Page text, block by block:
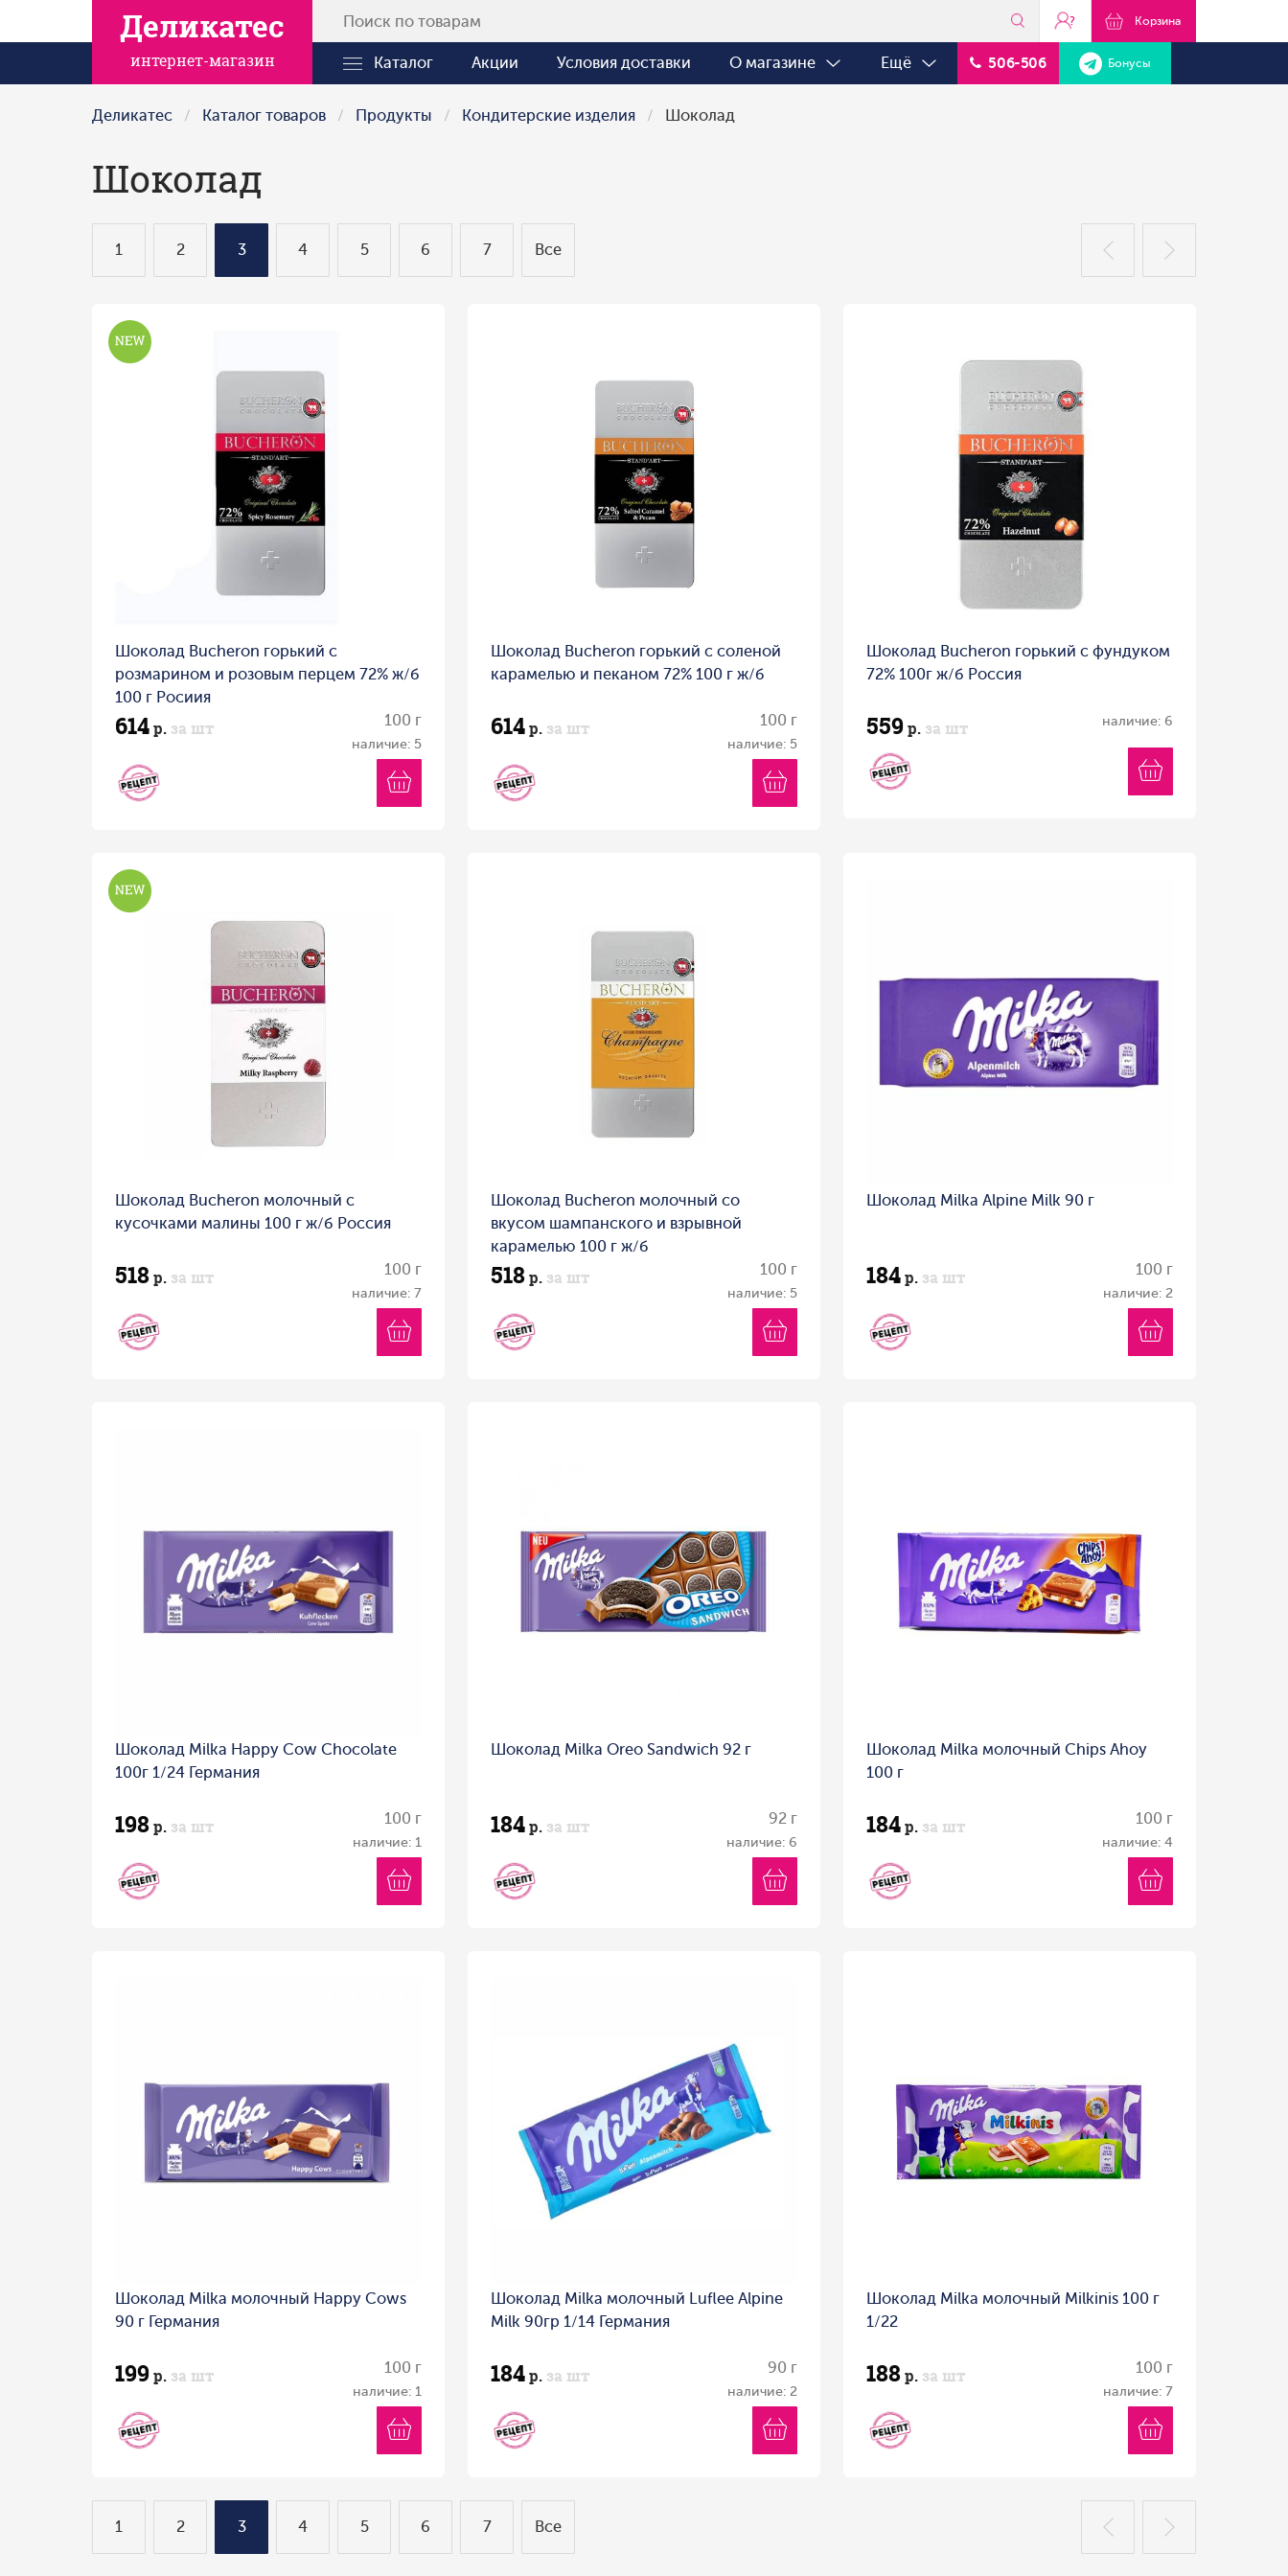
Деликатес
интернет-магазин
? Корзина
Каталог Акции Условия доставки О магазине Ещё 506-506 Бонусы
Деликатес Каталог товаров Продукты Кондитерские изделия Шоколад
Шоколад
1 2 3 4 5 6 7 Все
Шоколад Bucheron горький с
розмарином и розовым перцем 72% ж/б
100 г Росиия
614р. за шт 100 г
наличие: 5
Шоколад Bucheron горький с соленой
карамелью и пеканом 72% 100 г ж/б
614р. за шт 100 г
наличие: 5
Шоколад Bucheron горький с фундуком
72% 100г ж/б Россия
559р. за шт наличие: 6
Шоколад Bucheron молочный с
кусочками малины 100 г ж/б Россия
518р. за шт 100 г
наличие: 7
Шоколад Bucheron молочный со
вкусом шампанского и взрывной
карамелью 100 г ж/б
518р. за шт 100 г
наличие: 5
Шоколад Milka Alpine Milk 90 г
184р. за шт 100 г
наличие: 2
Шоколад Milka Happy Cow Chocolate
100г 1/24 Германия
198р. за шт 100 г
наличие: 1
Шоколад Milka Oreo Sandwich 92 г
184р. за шт 92 г
наличие: 6
Шоколад Milka молочный Chips Ahoy
100 г
184р. за шт 100 г
наличие: 4
Шоколад Milka молочный Happy Cows
90 г Германия
199р. за шт 100 г
наличие: 1
Шоколад Milka молочный Luflee Alpine
Milk 90гр 1/14 Германия
184р. за шт 90 г
наличие: 2
Шоколад Milka молочный Milkinis 100 г
1/22
188р. за шт 100 г
наличие: 7
1 2 3 4 5 6 7 Все